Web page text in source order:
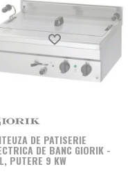
Produs favorit
DE PATISERIE
DE BANC GIORIK -
PUTERE 9 KW